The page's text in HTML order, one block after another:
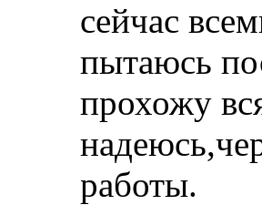
сейчас
пытаюсь
прохожу
работы.